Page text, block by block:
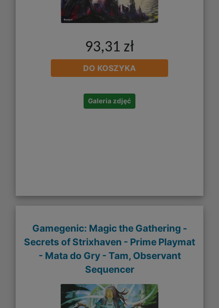
93,31 zł
DO KOSZYKA
Galeria zdjęć
Gamegenic: Magic the Gathering -
Secrets of Strixhaven - Prime Playmat
- Mata do Gry - Tam, Observant
Sequencer